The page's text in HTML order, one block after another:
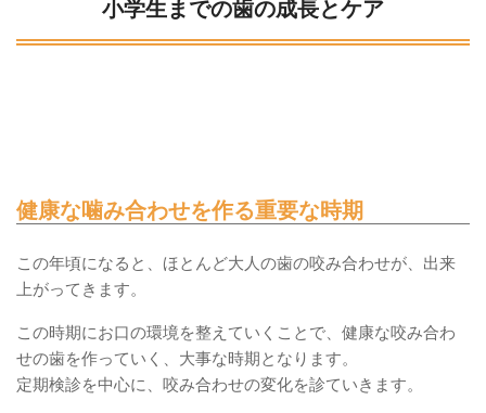
小学生までの歯の成長とケア
健康な噛み合わせを作る重要な時期
この年頃になると、ほとんど大人の歯の咬み合わせが、出来
上がってきます。
この時期にお口の環境を整えていくことで、健康な咬み合わ
せの歯を作っていく、大事な時期となります。
定期検診を中心に、咬み合わせの変化を診ていきます。